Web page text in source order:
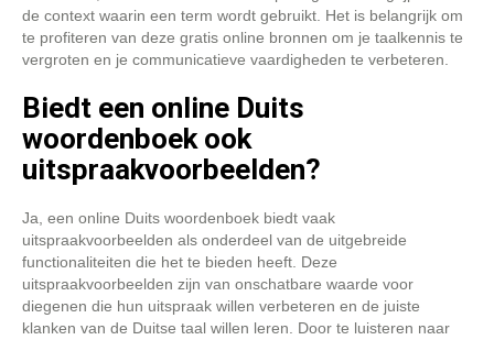
de context waarin een term wordt gebruikt. Het is belangrijk om
te profiteren van deze gratis online bronnen om je taalkennis te
vergroten en je communicatieve vaardigheden te verbeteren.
Biedt een online Duits
woordenboek ook
uitspraakvoorbeelden?
Ja, een online Duits woordenboek biedt vaak
uitspraakvoorbeelden als onderdeel van de uitgebreide
functionaliteiten die het te bieden heeft. Deze
uitspraakvoorbeelden zijn van onschatbare waarde voor
diegenen die hun uitspraak willen verbeteren en de juiste
klanken van de Duitse taal willen leren. Door te luisteren naar